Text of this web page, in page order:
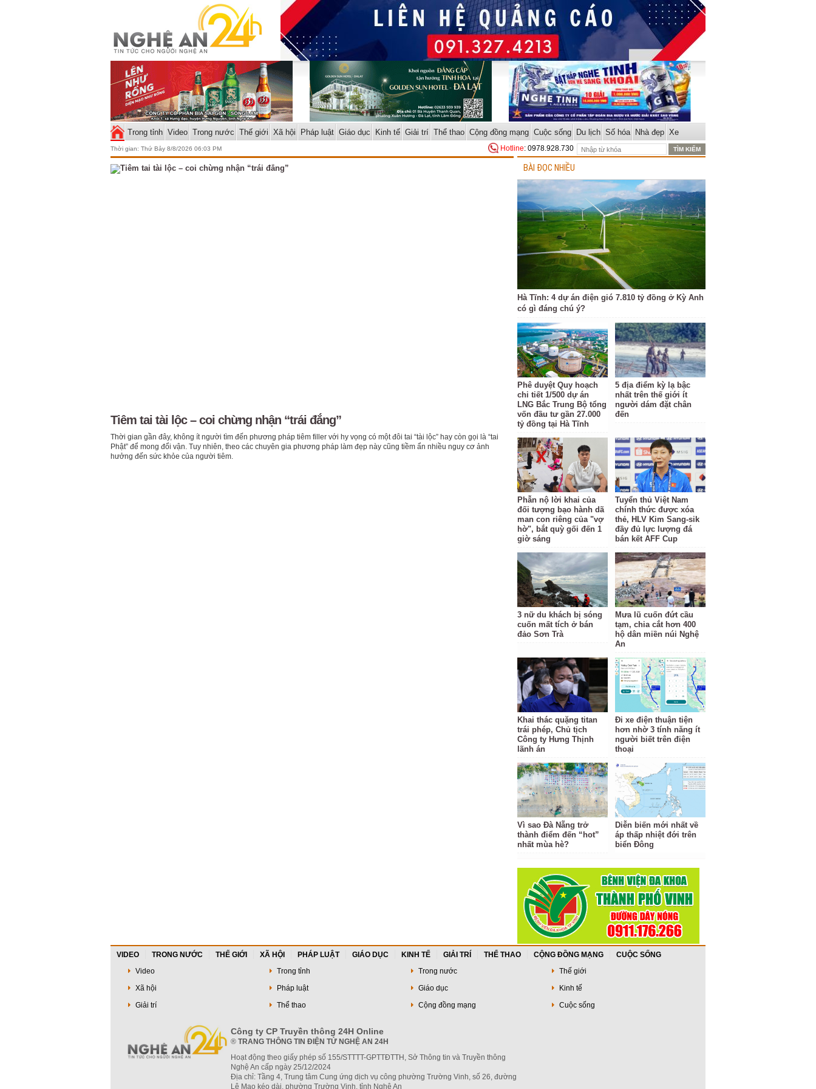
Trong tỉnh Video Trong nước Thế giới Xã hội Pháp luật Giáo dục Kinh tế Giải trí Thể thao Cộng đồng mạng Cuộc sống Du lịch Số hóa Nhà đẹp Xe
Thời gian: Thứ Bảy 8/8/2026 06:03 PM Hotline: 0978.928.730
Tiêm tai tài lộc – coi chừng nhận “trái đắng”
Thời gian gần đây, không ít người tìm đến phương pháp tiêm filler với hy vọng có một đôi tai “tài lộc” hay còn gọi là “tai
Phật” để mong đổi vận. Tuy nhiên, theo các chuyên gia phương pháp làm đẹp này cũng tiềm ẩn nhiều nguy cơ ảnh
hưởng đến sức khỏe của người tiêm.
BÀI ĐỌC NHIỀU
Hà Tĩnh: 4 dự án điện gió 7.810 tỷ đồng ở Kỳ Anh
có gì đáng chú ý?
Phê duyệt Quy hoạch
chi tiết 1/500 dự án
LNG Bắc Trung Bộ tổng
vốn đầu tư gần 27.000
tỷ đồng tại Hà Tĩnh
5 địa điểm kỳ lạ bậc
nhất trên thế giới ít
người dám đặt chân
đến
Phẫn nộ lời khai của
đối tượng bạo hành dã
man con riêng của "vợ
hờ", bắt quỳ gối đến 1
giờ sáng
Tuyển thủ Việt Nam
chính thức được xóa
thẻ, HLV Kim Sang-sik
đầy đủ lực lượng đá
bán kết AFF Cup
3 nữ du khách bị sóng
cuốn mất tích ở bán
đảo Sơn Trà
Mưa lũ cuốn đứt cầu
tạm, chia cắt hơn 400
hộ dân miền núi Nghệ
An
Khai thác quặng titan
trái phép, Chủ tịch
Công ty Hưng Thịnh
lãnh án
Đi xe điện thuận tiện
hơn nhờ 3 tính năng ít
người biết trên điện
thoại
Vì sao Đà Nẵng trở
thành điểm đến “hot”
nhất mùa hè?
Diễn biến mới nhất về
áp thấp nhiệt đới trên
biển Đông
VIDEO TRONG NƯỚC THẾ GIỚI XÃ HỘI PHÁP LUẬT GIÁO DỤC KINH TẾ GIẢI TRÍ THỂ THAO CỘNG ĐỒNG MẠNG
CUỘC SỐNG
Video
Trong tỉnh Trong nước
Thế giới
Xã hội
Pháp luật Giáo dục
Kinh tế
Giải trí
Thể thao Cộng đồng mạng Cuộc sống
Công ty CP Truyền thông 24H Online
® TRANG THÔNG TIN ĐIỆN TỬ NGHỆ AN 24H
Hoạt động theo giấy phép số 155/STTTT-GPTTĐTTH, Sở Thông tin và Truyền thông
Nghệ An cấp ngày 25/12/2024
Địa chỉ: Tầng 4, Trung tâm Cung ứng dịch vụ công phường Trường Vinh, số 26, đường
Lê Mao kéo dài, phường Trường Vinh, tỉnh Nghệ An